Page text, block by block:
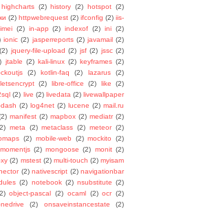
highcharts (2) history (2) hotspot (2)
(2) httpwebrequest (2) ifconfig (2) iis-
imei (2) in-app (2) indexof (2) ini (2)
ionic (2) jasperreports (2) javamail (2)
(2) jquery-file-upload (2) jsf (2) jssc (2)
jtable (2) kali-linux (2) keyframes (2)
(2) kotlin-faq (2) lazarus
(2)
letsencrypt (2) libre-office (2) like
(2)
(2) live (2) livedata (2) livewallpaper
(2) log4net (2) lucene (2) mail.ru
manifest (2) mapbox (2) mediatr (2)
meta (2) metaclass (2) meteor (2)
(2) mobile-web (2) mockito
(2)
momentjs (2) mongoose (2) monit (2)
(2) mstest (2) multi-touch (2) myisam
(2) nativescript (2) navigationbar
(2) notebook (2) nsubstitute (2)
object-pascal (2) ocaml (2) ocr (2)
(2) onsaveinstancestate
(2)